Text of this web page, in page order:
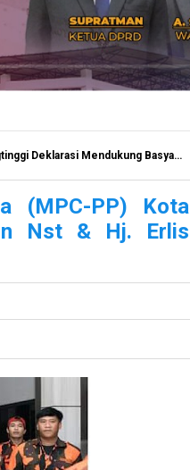
Basyaruddin Nst & Hj. Erlis Afriyanti
(MPC-PP) Kota
Nst & Hj. Erlis